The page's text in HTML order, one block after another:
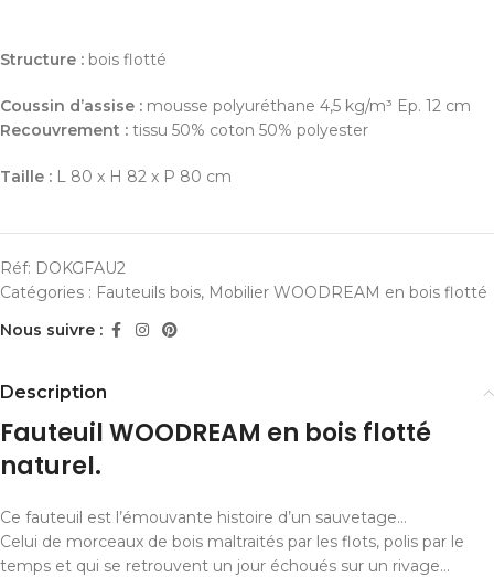
Structure : bois flotté
Coussin d’assise : mousse polyuréthane 4,5 kg/m³ Ep. 12 cm
Recouvrement : tissu 50% coton 50% polyester
Taille : L 80 x H 82 x P 80 cm
Réf: DOKGFAU2
Catégories : Fauteuils bois, Mobilier WOODREAM en bois flotté
Nous suivre :
Description
Fauteuil WOODREAM en bois flotté
naturel.
Ce fauteuil est l’émouvante histoire d’un sauvetage…
Celui de morceaux de bois maltraités par les flots, polis par le
temps et qui se retrouvent un jour échoués sur un rivage…